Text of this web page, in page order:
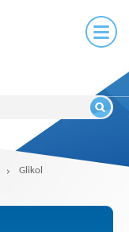
Glikol